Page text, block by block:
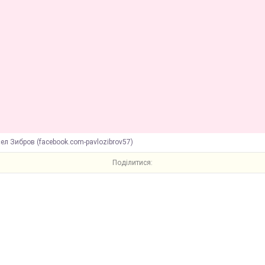
Зибров (facebook.com-pavlozibrov57)
Поділитися: